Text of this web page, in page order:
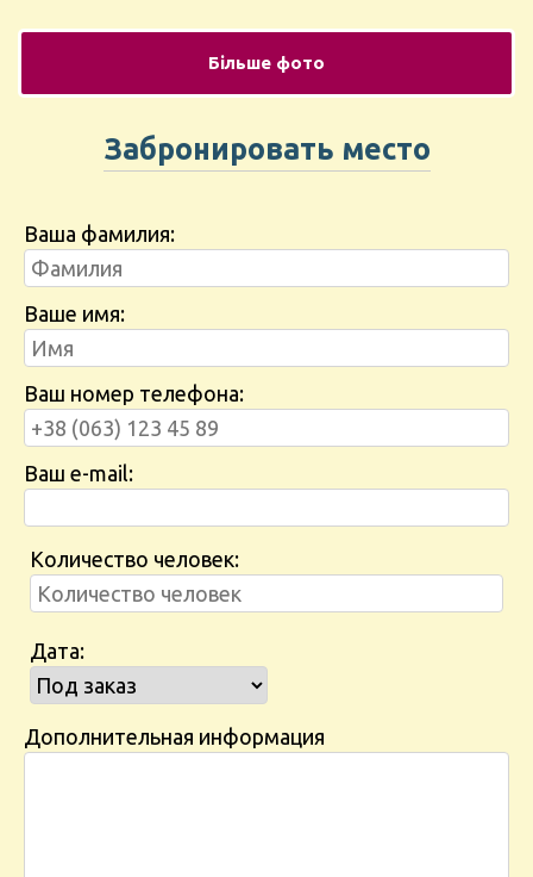
Більше фото
Забронировать место
Ваша фамилия:
Ваше имя:
Ваш номер телефона:
Ваш e-mail:
Количество человек:
Дата:
Дополнительная информация